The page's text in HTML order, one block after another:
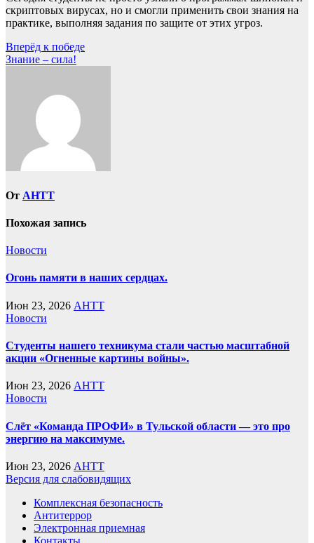
скриптовых вирусах, но и смогли применить свои знания на
практике, выполняя задания по защите от этих угроз.
Навигация
по
Вперёд к победе
Знание – сила!
От AHTT
Похожая запись
Новости
Огонь памяти в наших сердцах.
Июн 23, 2026 AHTT
Новости
Студенты нашего техникума стали частью масштабной
акции «Огненные картины войны».
Июн 23, 2026 AHTT
Новости
Слёт «Команда ПРОФИ» в Тульской области — это про
энергию на максимуме.
Июн 23, 2026 AHTT
Версия для слабовидящих
Комплексная безопасность
Антитеррор
Электронная приемная
Контакты